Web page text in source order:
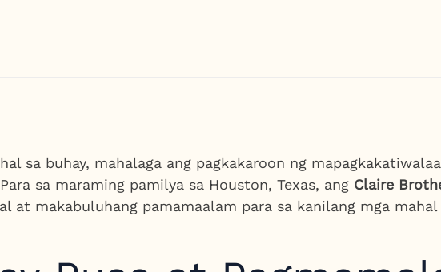
sa buhay, mahalaga ang pagkakaroon ng
sa maraming pamilya sa Houston, Texas, ang Claire
at makabuluhang pamamaalam para sa kanilang mga mahal